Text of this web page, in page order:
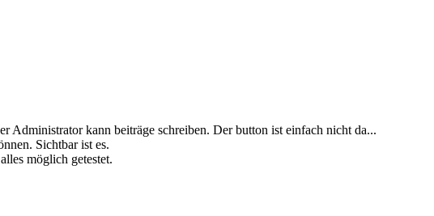
Administrator kann beiträge schreiben. Der button ist einfach nicht da...
Sichtbar ist es.
möglich getestet.